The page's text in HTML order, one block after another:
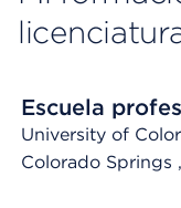
Escuela
University of
Colorado Springs